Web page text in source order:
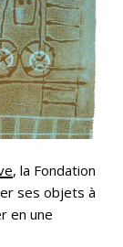
, la Fondation
ses objets à
en une